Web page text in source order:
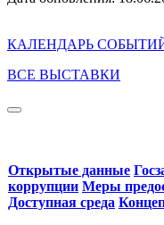
КАЛЕНДАРЬ
ВСЕ ВЫСТАВКИ
Открытые данные
коррупции Меры
Доступная среда